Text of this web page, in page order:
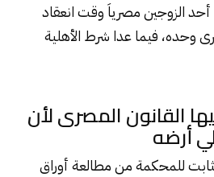
أحد الزوجين مصرياَ وقت انعقاد
وحده، فيما عدا شرط الأهلية
القانون المصرى لأن
أرضه
للمحكمة من مطالعة أوراق